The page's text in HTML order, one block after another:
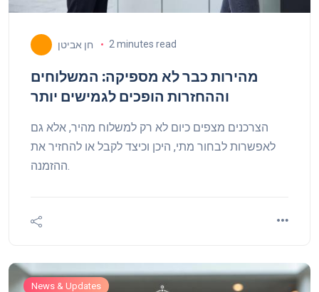
חן אביטן 2 minutes read
מהירות כבר לא מספיקה: המשלוחים
וההחזרות הופכים לגמישים יותר
הצרכנים מצפים כיום לא רק למשלוח מהיר, אלא גם
לאפשרות לבחור מתי, היכן וכיצד לקבל או להחזיר את
ההזמנה.
News & Updates